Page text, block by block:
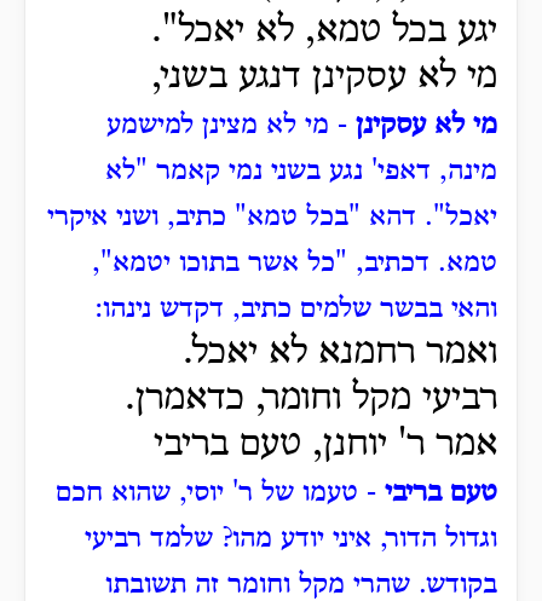
יגע בכל טמא, לא יאכל".
מי לא עסקינן דנגע בשני,
מי לא עסקינן - מי לא מצינן למישמע
מינה, דאפי' נגע בשני נמי קאמר "לא
יאכל". דהא "בכל טמא" כתיב, ושני איקרי
טמא. דכתיב, "כל אשר בתוכו יטמא",
והאי בבשר שלמים כתיב, דקדש נינהו:
ואמר רחמנא לא יאכל.
רביעי מקל וחומר, כדאמרן.
אמר ר' יוחנן, טעם בריבי
טעם בריבי - טעמו של ר' יוסי, שהוא חכם
וגדול הדור, איני יודע מהו? שלמד רביעי
בקודש. שהרי מקל וחומר זה תשובתו